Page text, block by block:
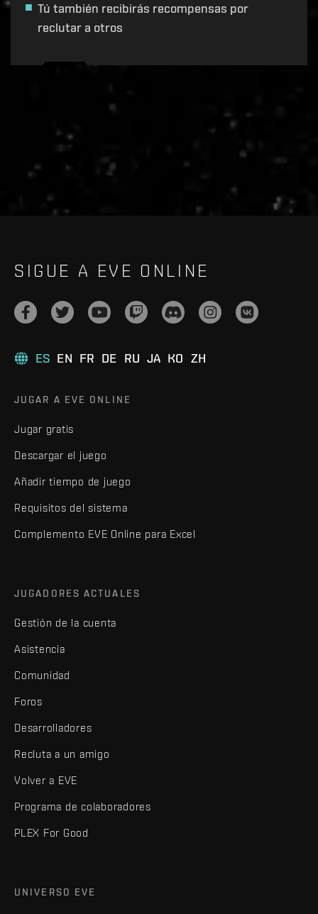
Tú también recibirás recompensas por
reclutar a otros
live.evetech.net/api/v1
SIGUE A EVE ONLINE
ES EN FR DE RU JA KO ZH
JUGAR A EVE ONLINE
Jugar gratis
Descargar el juego
Añadir tiempo de juego
Requisitos del sistema
Complemento EVE Online para Excel
JUGADORES ACTUALES
Gestión de la cuenta
Asistencia
Comunidad
Foros
Desarrolladores
Recluta a un amigo
Volver a EVE
Programa de colaboradores
PLEX For Good
UNIVERSO EVE